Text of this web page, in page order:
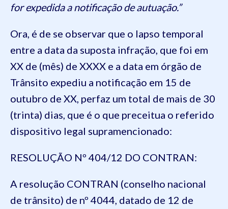
for expedida a notificação de autuação.”
Ora, é de se observar que o lapso temporal
entre a data da suposta infração, que foi em
XX de (mês) de XXXX e a data em órgão de
Trânsito expediu a notificação em 15 de
outubro de XX, perfaz um total de mais de 30
(trinta) dias, que é o que preceitua o referido
dispositivo legal supramencionado:
RESOLUÇÃO Nº 404/12 DO CONTRAN:
A resolução CONTRAN (conselho nacional
de trânsito) de nº 4044, datado de 12 de